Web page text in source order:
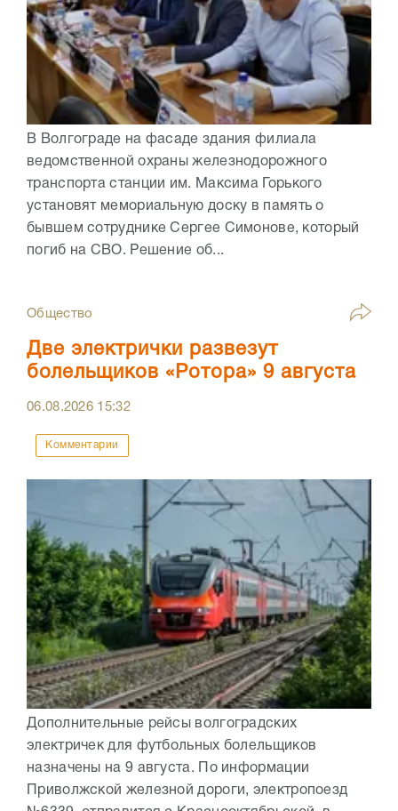
В Волгограде на фасаде здания филиала
ведомственной охраны железнодорожного
транспорта станции им. Максима Горького
установят мемориальную доску в память о
бывшем сотруднике Сергее Симонове, который
погиб на СВО. Решение об...
Общество
Две электрички развезут
болельщиков «Ротора» 9 августа
06.08.2026 15:32
Комментарии
Дополнительные рейсы волгоградских
электричек для футбольных болельщиков
назначены на 9 августа. По информации
Приволжской железной дороги, электропоезд